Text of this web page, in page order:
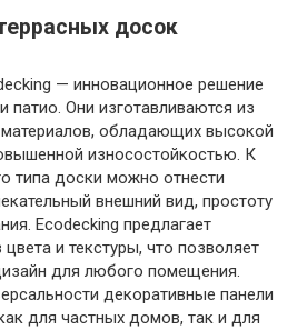
досок
— инновационное решение
патио. Они изготавливаются из
материалов, обладающих высокой
износостойкостью. К
типа доски можно отнести
внешний вид, простоту
Ecodecking предлагает
и текстуры, что позволяет
для любого помещения.
декоративные панели
для частных домов, так и для